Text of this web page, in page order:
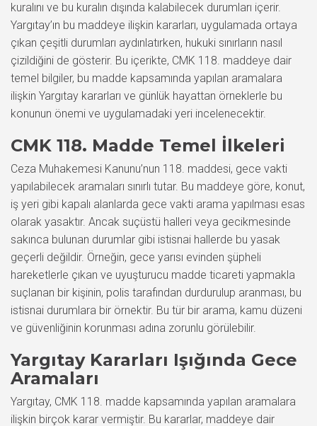
kuralını ve bu kuralın dışında kalabilecek durumları içerir.
Yargıtay’ın bu maddeye ilişkin kararları, uygulamada ortaya
çıkan çeşitli durumları aydınlatırken, hukuki sınırların nasıl
çizildiğini de gösterir. Bu içerikte, CMK 118. maddeye dair
temel bilgiler, bu madde kapsamında yapılan aramalara
ilişkin Yargıtay kararları ve günlük hayattan örneklerle bu
konunun önemi ve uygulamadaki yeri incelenecektir.
CMK 118. Madde Temel İlkeleri
Ceza Muhakemesi Kanunu’nun 118. maddesi, gece vakti
yapılabilecek aramaları sınırlı tutar. Bu maddeye göre, konut,
iş yeri gibi kapalı alanlarda gece vakti arama yapılması esas
olarak yasaktır. Ancak suçüstü halleri veya gecikmesinde
sakınca bulunan durumlar gibi istisnai hallerde bu yasak
geçerli değildir. Örneğin, gece yarısı evinden şüpheli
hareketlerle çıkan ve uyuşturucu madde ticareti yapmakla
suçlanan bir kişinin, polis tarafından durdurulup aranması, bu
istisnai durumlara bir örnektir. Bu tür bir arama, kamu düzeni
ve güvenliğinin korunması adına zorunlu görülebilir.
Yargıtay Kararları Işığında Gece
Aramaları
Yargıtay, CMK 118. madde kapsamında yapılan aramalara
ilişkin birçok karar vermiştir. Bu kararlar, maddeye dair